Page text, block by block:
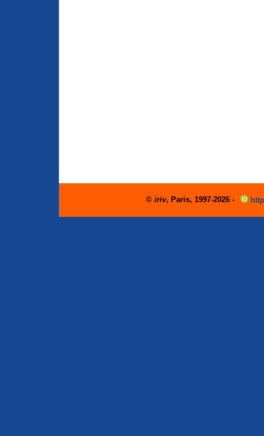
© iriv, Paris, 1997-2026 -